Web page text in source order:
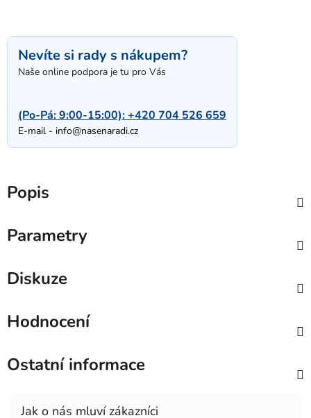
Nevíte si rady s nákupem?
Naše online podpora je tu pro Vás
(Po-Pá: 9:00-15:00):+420 704 526 659
E-mail - info@nasenaradi.cz
Popis
Parametry
Diskuze
Hodnocení
Ostatní informace